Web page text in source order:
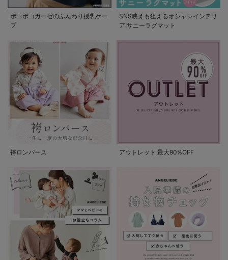
ポコポコガーゼのふんわり授乳ケー
プ
SNS映えも狙えるオシャレインテリ
ア!サニーラグマット
袴ロンパース アウトレット 最大90%OFF